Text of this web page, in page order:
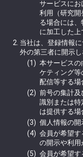
サービスに
利用（研究
る場合には
に加工した上
当社は、登録情報
外の第三者に開示し
本サービス
ケティング
配信等する場
前号の集計
識別または特
は提供する場
個人情報の
会員が希望
の開示や利用
会員が希望